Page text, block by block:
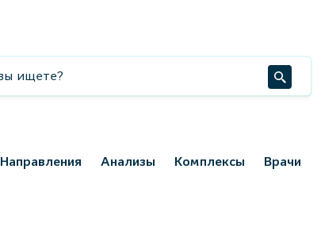
Направления Анализы Комплексы Врачи